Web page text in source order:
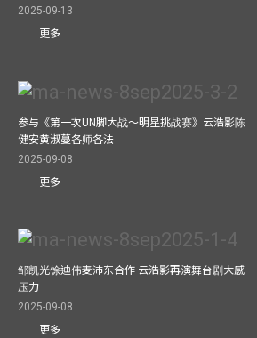
2025-09-13
更多
参与《第一次UN脚大战～明星挑战赛》云浩影陈
健安黄淑蔓各师各法
2025-09-08
更多
邹凯光馀迪伟麦沛东合作 云浩影再演舞台剧大感
压力
2025-09-08
更多